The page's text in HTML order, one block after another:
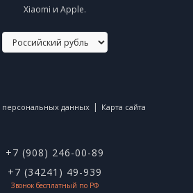
Xiaomi и Apple.
персональных данных | Карта сайта
+7 (908) 246-00-89
+7 (34241) 49-939
Звонок бесплатный по РФ